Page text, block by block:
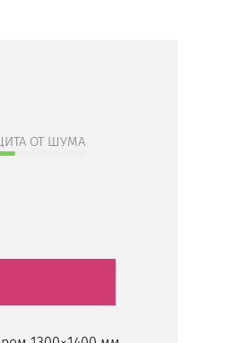
ОТ ШУМА